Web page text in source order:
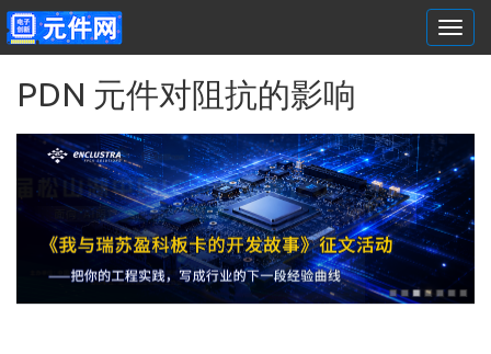
PDN 元件对阻抗的影响